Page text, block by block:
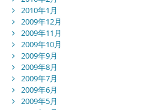
2010年1月
2009年12月
2009年11月
2009年10月
2009年9月
2009年8月
2009年7月
2009年6月
2009年5月